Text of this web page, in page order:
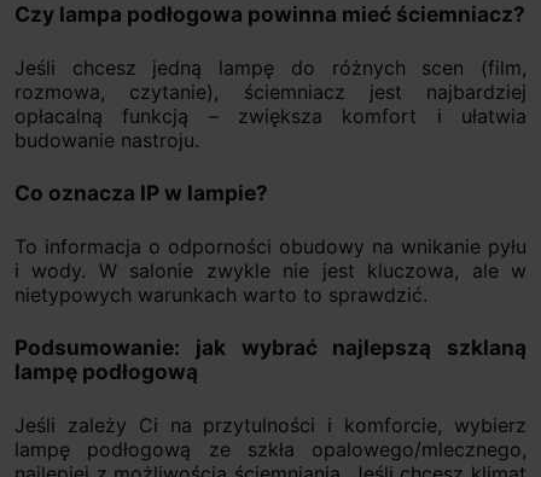
Czy lampa podłogowa powinna mieć ściemniacz?
Jeśli chcesz jedną lampę do różnych scen (film,
rozmowa, czytanie), ściemniacz jest najbardziej
opłacalną funkcją – zwiększa komfort i ułatwia
budowanie nastroju.
Co oznacza IP w lampie?
To informacja o odporności obudowy na wnikanie pyłu
i wody. W salonie zwykle nie jest kluczowa, ale w
nietypowych warunkach warto to sprawdzić.
Podsumowanie: jak wybrać najlepszą szklaną
lampę podłogową
Jeśli zależy Ci na przytulności i komforcie, wybierz
lampę podłogową ze szkła opalowego/mlecznego,